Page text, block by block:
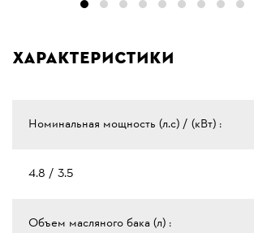
Характеристики
Номинальная мощность (л.с) / (кВт) :
4.8 / 3.5
Объем масляного бака (л) :